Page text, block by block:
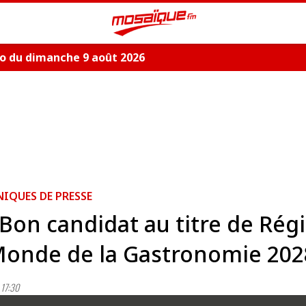
du dimanche 9 août 2026
DE PRESSE
candidat au titre de
de la Gastronomie